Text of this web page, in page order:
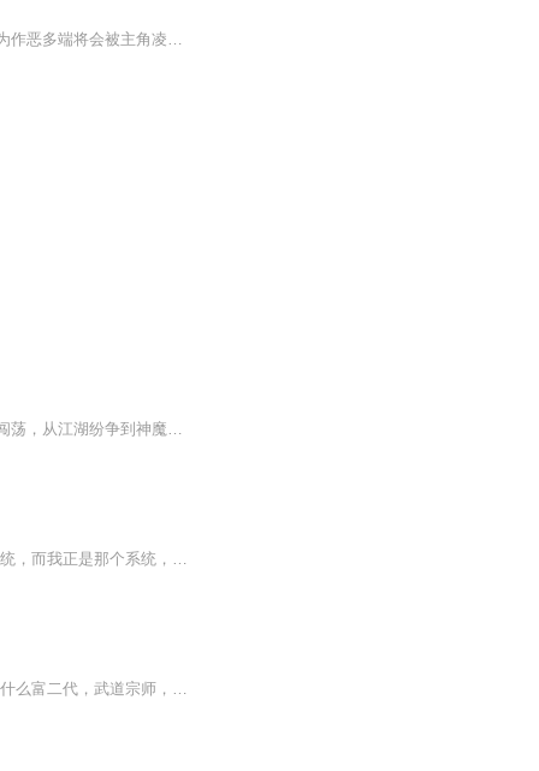
文案：别人穿书成大佬。冷安他穿成了一颗蛋，一颗可以见鬼的蛋。而且还是一颗注定会因为作恶多端将会被主角凌迟的反派蛋。冷安觉得做一辈子的蛋挺好的，他一点儿也不想出去（手动微笑.jpg）————可惜想不想的都得出来，冷安破壳而出的时间甚至比原文还...
温柔腹黑的现代穿越者柳飞云，在架空世界邂逅冷漠傲娇的龙族之君白琉渝。一人一龙携手闯荡，从江湖纷争到神魔棋局，历经误会纠葛、生死考验，感情在虐心波折与甜蜜羁绊中升温，最终打破宿命桎梏，成就情有独钟的圆满结局，演绎跨越人龙两界的深情传奇。
碧山作者写，猫蓝元演播 俩个中二病少年的奇幻旅程。节目主题：别人穿越以后都有一个系统，而我正是那个系统，我的宿主正是我的兄弟，这是一个很奇妙的组合。我是“主角”！我是“光环”！我们是“主角光环”组合！ 人物介绍 碧山作者：似乎永远快乐的中二...
世家弃少，八万年修仙归来，手持一剑。成就一代剑尊，没想到，竟然穿越成了高三学生，什么富二代，武道宗师，重生仙尊，敢招惹我的，老子一剑斩之.........